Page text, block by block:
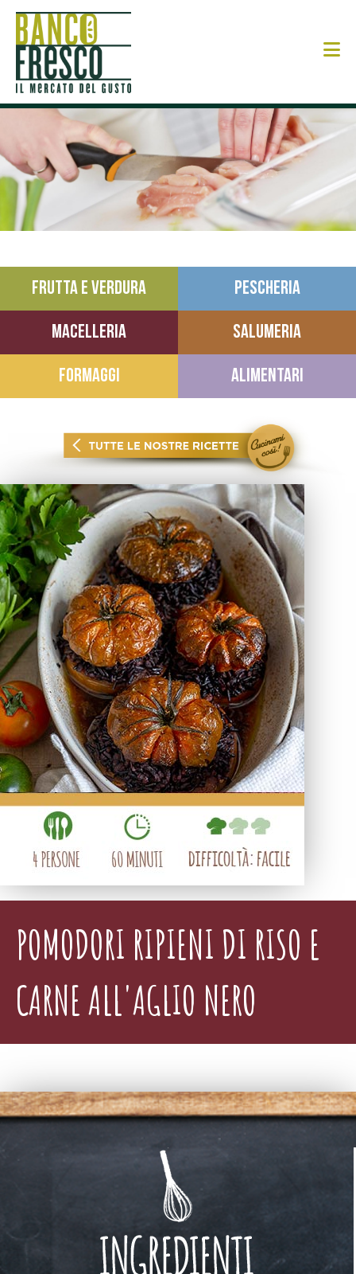
FRUTTA E VERDURA PESCHERIA
MACELLERIA SALUMERIA
FORMAGGI ALIMENTARI
POMODORI RIPIENI DI RISO E
CARNE ALL'AGLIO NERO